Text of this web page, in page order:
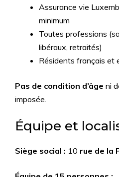
Assurance vie
minimum
Toutes professions
libéraux, retraités)
Résidents français et
Pas de condition d’âge ni
imposée.
Équipe et
Siège social : 10 rue de la